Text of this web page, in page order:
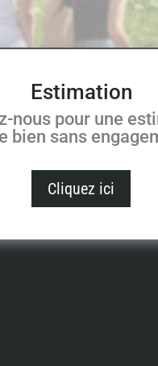
Estimation
nous pour une
bien sans
Cliquez ici